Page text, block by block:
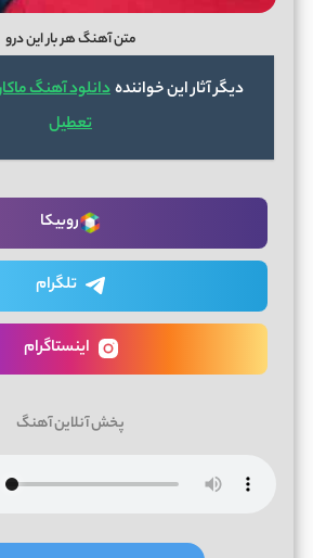
متن آهنگ هر بار این درو
دیگر آثار این خوانندهدانلود آهنگ
تعطیل
روبیکا
تلگرام
اینستاگرام
پخش آنلاین آهنگ